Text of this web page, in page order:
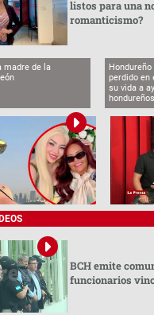
listos para una
romanticismo?
madre de la
perdido en
su vida a
hondureños
BCH emite
funcionarios